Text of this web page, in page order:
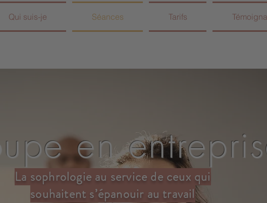
Qui suis-je Séances Tarifs
en
La sophrologie au service de ceux qui
souhaitent s’épanouir au travail